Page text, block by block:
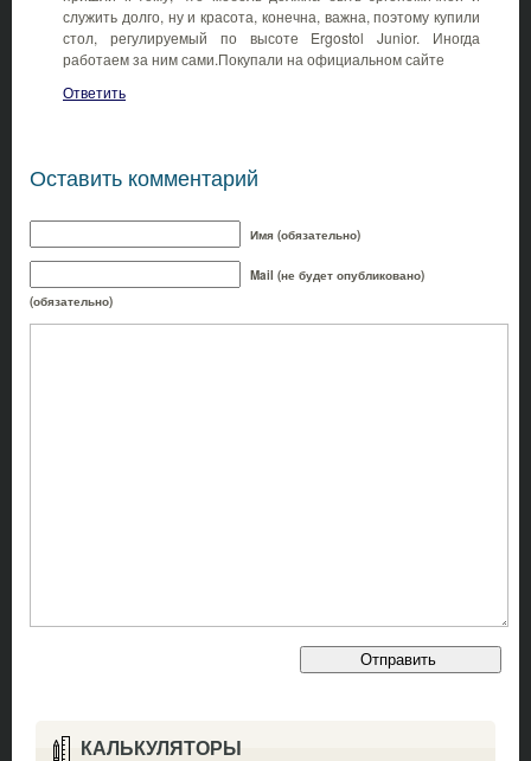
служить долго, ну и красота, конечна, важна, поэтому купили
стол, регулируемый по высоте Ergostol Junior. Иногда
работаем за ним сами.Покупали на официальном сайте
Ответить
Оставить комментарий
Имя (обязательно)
Mail (не будет опубликовано)
(обязательно)
КАЛЬКУЛЯТОРЫ